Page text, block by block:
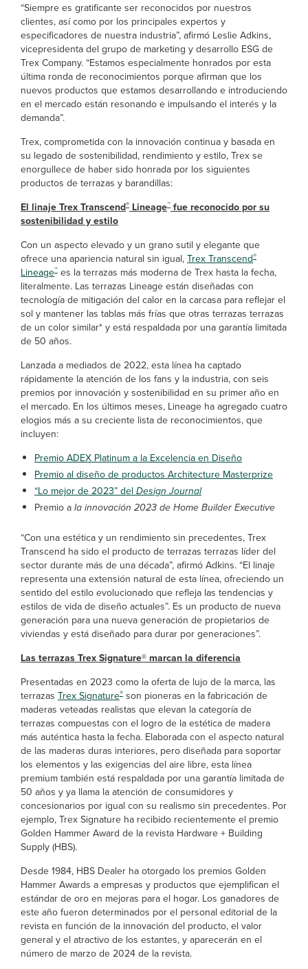
“Siempre es gratificante ser reconocidos por nuestros
clientes, así como por los principales expertos y
especificadores de nuestra industria”, afirmó Leslie Adkins,
vicepresidenta del grupo de marketing y desarrollo ESG de
Trex Company. “Estamos especialmente honrados por esta
última ronda de reconocimientos porque afirman que los
nuevos productos que estamos desarrollando e introduciendo
en el mercado están resonando e impulsando el interés y la
demanda”.
Trex, comprometida con la innovación continua y basada en
su legado de sostenibilidad, rendimiento y estilo, Trex se
enorgullece de haber sido honrada por los siguientes
productos de terrazas y barandillas:
El linaje Trex Transcend® Lineage™ fue reconocido por su
sostenibilidad y estilo
Con un aspecto elevado y un grano sutil y elegante que
ofrece una apariencia natural sin igual,Trex Transcend®
Lineage™ es la terrazas más moderna de Trex hasta la fecha,
literalmente. Las terrazas Lineage están diseñadas con
tecnología de mitigación del calor en la carcasa para reflejar el
sol y mantener las tablas más frías que otras terrazas terrazas
de un color similar* y está respaldada por una garantía limitada
de 50 años.
Lanzada a mediados de 2022, esta línea ha captado
rápidamente la atención de los fans y la industria, con seis
premios por innovación y sostenibilidad en su primer año en
el mercado. En los últimos meses, Lineage ha agregado cuatro
elogios más a su creciente lista de reconocimientos, que
incluyen:
Premio ADEX Platinum a la Excelencia en Diseño
Premio al diseño de productos Architecture Masterprize
“Lo mejor de 2023” del Design Journal
Premio ala innovación 2023 de Home Builder Executive
“Con una estética y un rendimiento sin precedentes, Trex
Transcend ha sido el producto de terrazas terrazas líder del
sector durante más de una década”, afirmó Adkins. “El linaje
representa una extensión natural de esta línea, ofreciendo un
sentido del estilo evolucionado que refleja las tendencias y
estilos de vida de diseño actuales”. Es un producto de nueva
generación para una nueva generación de propietarios de
viviendas y está diseñado para durar por generaciones”.
Las terrazas Trex Signature® marcan la diferencia
Presentadas en 2023 como la oferta de lujo de la marca, las
terrazas Trex Signature® son pioneras en la fabricación de
maderas veteadas realistas que elevan la categoría de
terrazas compuestas con el logro de la estética de madera
más auténtica hasta la fecha. Elaborada con el aspecto natural
de las maderas duras interiores, pero diseñada para soportar
los elementos y las exigencias del aire libre, esta línea
premium también está respaldada por una garantía limitada de
50 años y ya llama la atención de consumidores y
concesionarios por igual con su realismo sin precedentes. Por
ejemplo, Trex Signature ha recibido recientemente el premio
Golden Hammer Award de la revista Hardware + Building
Supply (HBS).
Desde 1984, HBS Dealer ha otorgado los premios Golden
Hammer Awards a empresas y productos que ejemplifican el
estándar de oro en mejoras para el hogar. Los ganadores de
este año fueron determinados por el personal editorial de la
revista en función de la innovación del producto, el valor
general y el atractivo de los estantes, y aparecerán en el
número de marzo de 2024 de la revista.